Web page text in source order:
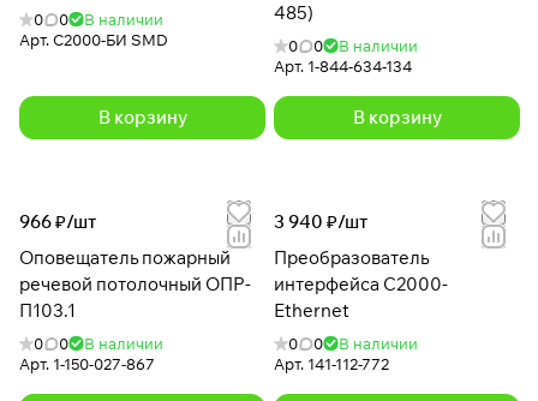
0 0
В наличии
Арт.С2000-БИ SMD
В корзину
485)
0 0
В наличии
Арт. 1-844-634-134
В корзину
966 ₽/шт
Оповещатель пожарный
речевой потолочный ОПР-
П103.1
0 0
В наличии
Арт. 1-150-027-867
3 940 ₽/шт
Преобразователь
интерфейса С2000-
Ethernet
0 0
В наличии
Арт. 141-112-772